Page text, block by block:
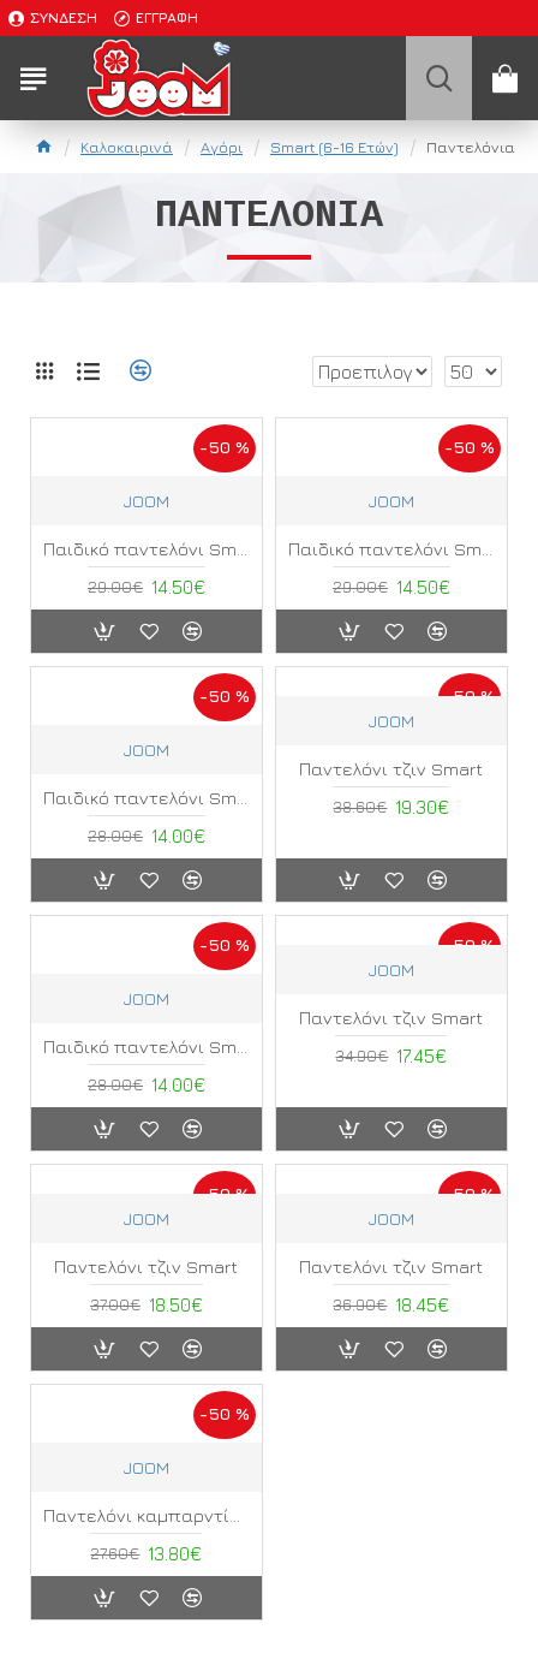
ΣΎΝΔΕΣΗ ΕΓΓΡΑΦΉ
Καλοκαιρινά Αγόρι Smart (6-16 Ετών) Παντελόνια
ΠΑΝΤΕΛΌΝΙΑ
-50 %
JOOM
14.50€
29.00€
-50 %
JOOM
14.50€
29.00€
-50 %
JOOM
14.00€
28.00€
-50 %
JOOM
Παντελόνι τζιν Smart
19.30€
38.60€
-50 %
JOOM
14.00€
28.00€
-50 %
JOOM
Παντελόνι τζιν Smart
17.45€
34.90€
-50 %
JOOM
Παντελόνι τζιν Smart
18.50€
37.00€
-50 %
JOOM
Παντελόνι τζιν Smart
18.45€
36.90€
-50 %
JOOM
13.80€
27.60€